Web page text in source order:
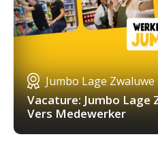
Jumbo Lage Zwaluwe
Vacature: Jumbo Lage
Vers Medewerker